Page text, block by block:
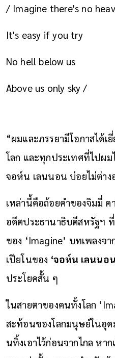
/ Imagine there's no
It's easy if you try
No hell below us
Above us only sky /
“ผมและภรรยามีโอกาสได้
โลก และทุกประเทศที่ไปผม
จอห์น เลนนอน บ่อยไม่ต่าง
เหล่านี้คือถ้อยคำของจิมมี่ ค
อดีตประธานาธิบดีสหรัฐฯ
ของ ‘Imagine’ บทเพลงจ
เปียโนของ ‘จอห์น เลนนอ
ประโยคสั้น ๆ
ในสายตาของคนทั้งโลก
สะท้อนของโลกมนุษย์ในอุ
นทิ้งเอาไว้ก่อนจากไกล หา